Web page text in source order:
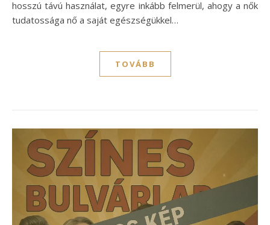
hosszú távú használat, egyre inkább felmerül, ahogy a nők
tudatossága nő a saját egészségükkel…
TOVÁBB